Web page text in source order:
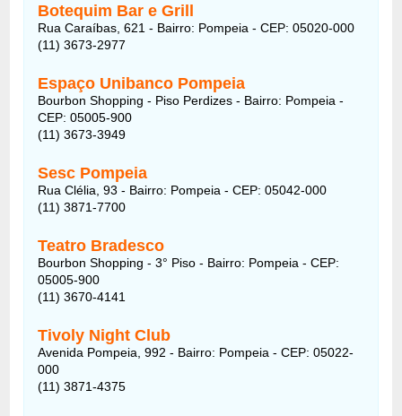
Botequim Bar e Grill
Rua Caraíbas, 621 - Bairro: Pompeia - CEP: 05020-000
(11) 3673-2977
Espaço Unibanco Pompeia
Bourbon Shopping - Piso Perdizes - Bairro: Pompeia -
CEP: 05005-900
(11) 3673-3949
Sesc Pompeia
Rua Clélia, 93 - Bairro: Pompeia - CEP: 05042-000
(11) 3871-7700
Teatro Bradesco
Bourbon Shopping - 3° Piso - Bairro: Pompeia - CEP:
05005-900
(11) 3670-4141
Tivoly Night Club
Avenida Pompeia, 992 - Bairro: Pompeia - CEP: 05022-
000
(11) 3871-4375